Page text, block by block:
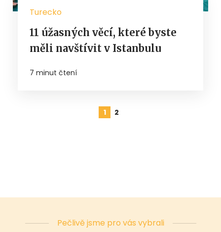
Turecko
11 úžasných věcí, které byste
měli navštívit v Istanbulu
7 minut čtení
1 2
Pečlivě jsme pro vás vybrali